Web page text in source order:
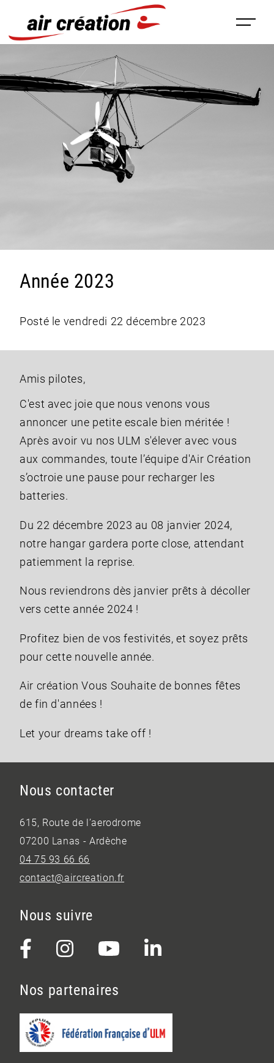
Année 2023
Posté le vendredi 22 décembre 2023
Amis pilotes,
C'est avec joie que nous venons vous
annoncer une petite escale bien méritée !
Après avoir vu nos ULM s'élever avec vous
aux commandes, toute l’équipe d'Air Création
s’octroie une pause pour recharger les
batteries.
Du 22 décembre 2023 au 08 janvier 2024,
notre hangar gardera porte close, attendant
patiemment la reprise.
Nous reviendrons dès janvier prêts à décoller
vers cette année 2024 !
Profitez bien de vos festivités, et soyez prêts
pour cette nouvelle année.
Air création Vous Souhaite de bonnes fêtes
de fin d'années !
Let your dreams take off !
Nous contacter
615, Route de l’aerodrome
07200 Lanas - Ardèche
04 75 93 66 66
contact@aircreation.fr
Nous suivre
Nos partenaires
Panneau de gestion des cookies